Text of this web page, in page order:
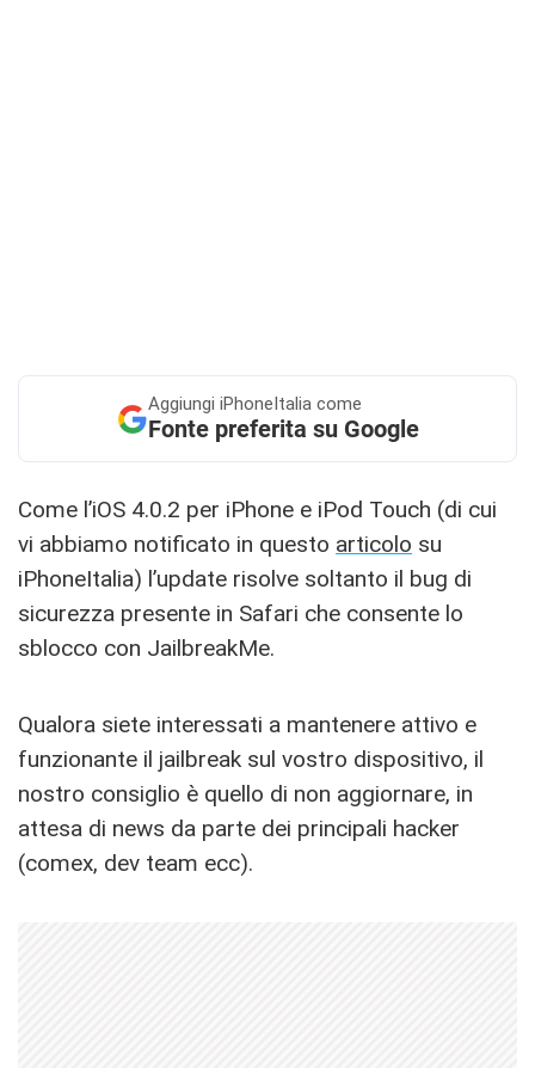
Aggiungi iPhoneItalia come
Fonte preferita su Google
Come l’iOS 4.0.2 per iPhone e iPod Touch (di cui
vi abbiamo notificato in questo articolo su
iPhoneItalia) l’update risolve soltanto il bug di
sicurezza presente in Safari che consente lo
sblocco con JailbreakMe.
Qualora siete interessati a mantenere attivo e
funzionante il jailbreak sul vostro dispositivo, il
nostro consiglio è quello di non aggiornare, in
attesa di news da parte dei principali hacker
(comex, dev team ecc).